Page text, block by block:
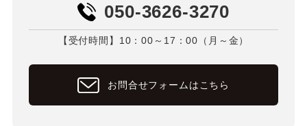
050-3626-3270
【受付時間】10：00～17：00（月～金）
お問合せフォームはこちら